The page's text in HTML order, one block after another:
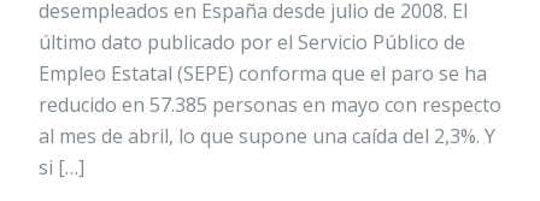
desempleados en España desde julio de 2008. El
último dato publicado por el Servicio Público de
Empleo Estatal (SEPE) conforma que el paro se ha
reducido en 57.385 personas en mayo con respecto
al mes de abril, lo que supone una caída del 2,3%. Y
si […]